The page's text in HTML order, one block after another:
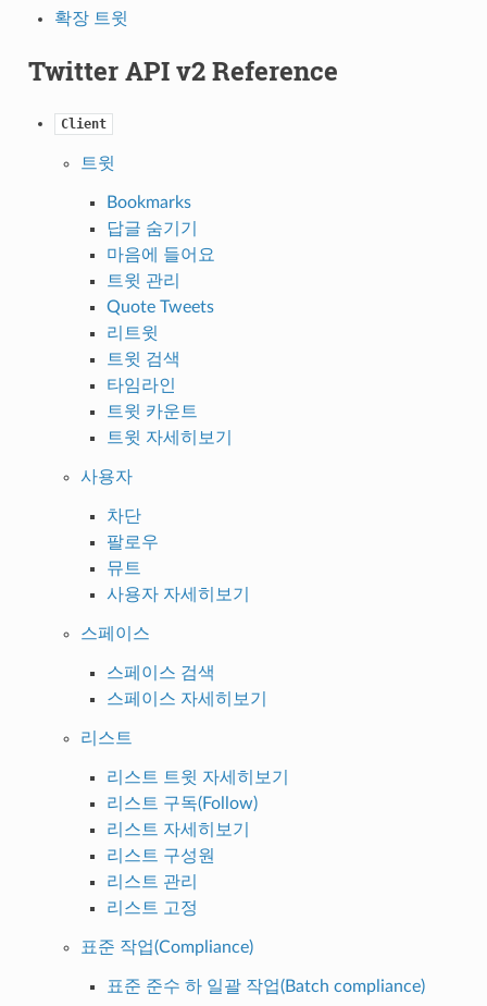
확장 트윗
Twitter API v2 Reference
Client
트윗
Bookmarks
답글 숨기기
마음에 들어요
트윗 관리
Quote Tweets
리트윗
트윗 검색
타임라인
트윗 카운트
트윗 자세히보기
사용자
차단
팔로우
뮤트
사용자 자세히보기
스페이스
스페이스 검색
스페이스 자세히보기
리스트
리스트 트윗 자세히보기
리스트 구독(Follow)
리스트 자세히보기
리스트 구성원
리스트 관리
리스트 고정
표준 작업(Compliance)
표준 준수 하 일괄 작업(Batch compliance)